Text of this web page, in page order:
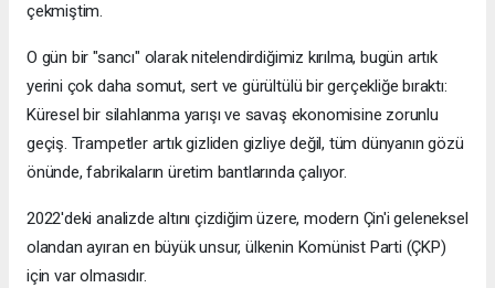
çekmiştim.
O gün bir "sancı" olarak nitelendirdiğimiz kırılma, bugün artık
yerini çok daha somut, sert ve gürültülü bir gerçekliğe bıraktı:
Küresel bir silahlanma yarışı ve savaş ekonomisine zorunlu
geçiş. Trampetler artık gizliden gizliye değil, tüm dünyanın gözü
önünde, fabrikaların üretim bantlarında çalıyor.
2022'deki analizde altını çizdiğim üzere, modern Çin'i geleneksel
olandan ayıran en büyük unsur, ülkenin Komünist Parti (ÇKP)
için var olmasıdır.